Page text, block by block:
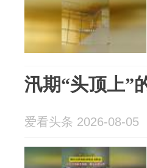
汛期“头顶上”
爱看头条 2026-08-05